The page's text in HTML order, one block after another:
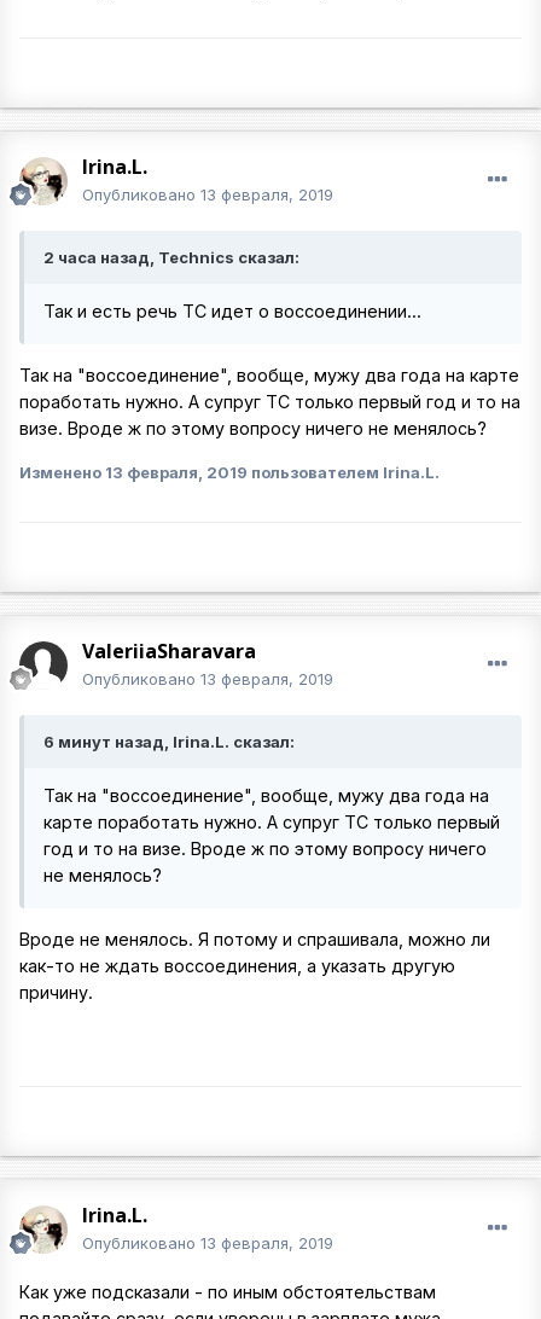
Irina.L.
Опубликовано 13 февраля, 2019
2 часа назад, Technics сказал:
Так и есть речь ТС идет о воссоединении...
Так на "воссоединение", вообще, мужу два года на карте
поработать нужно. А супруг ТС только первый год и то на
визе. Вроде ж по этому вопросу ничего не менялось?
Изменено 13 февраля, 2019 пользователем Irina.L.
ValeriiaSharavara
Опубликовано 13 февраля, 2019
6 минут назад, Irina.L. сказал:
Так на "воссоединение", вообще, мужу два года на
карте поработать нужно. А супруг ТС только первый
год и то на визе. Вроде ж по этому вопросу ничего
не менялось?
Вроде не менялось. Я потому и спрашивала, можно ли
как-то не ждать воссоединения, а указать другую
причину.
Irina.L.
Опубликовано 13 февраля, 2019
Как уже подсказали - по иным обстоятельствам